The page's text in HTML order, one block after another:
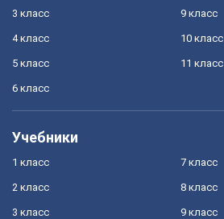
3 класс
4 класс
5 класс
6 класс
9 класс
10 класс
11 класс
Учебники
1 класс
2 класс
3 класс
7 класс
8 класс
9 класс